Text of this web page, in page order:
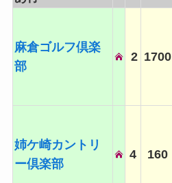
麻倉ゴルフ倶楽
部
2 1700
姉ケ崎カントリ
ー倶楽部
4 160